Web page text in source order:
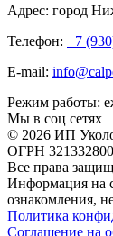
Адрес: город
Телефон: +7
E-mail:
Режим работы:
Мы в соц сетях
© 2026 ИП
ОГРН
Все права
Информация на
ознакомления,
Политика
Соглашение на